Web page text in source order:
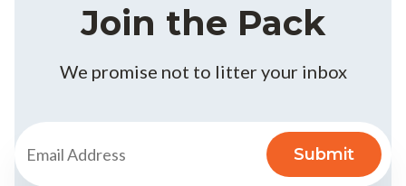
Join the Pack
We promise not to litter your inbox